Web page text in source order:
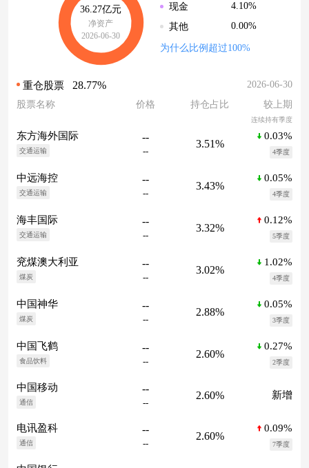
36.27亿元
净资产
2026-06-30
现金
4.10%
其他
0.00%
为什么比例超过100%
重仓股票 28.77%
2026-06-30
股票名称
价格 持仓占比 较上期
连续持有季度
东方海外国际
交通运输
--
--
3.51%
0.03%
4季度
中远海控
交通运输
--
--
3.43%
0.05%
4季度
海丰国际
交通运输
--
--
3.32%
0.12%
5季度
兖煤澳大利亚
煤炭
--
--
3.02%
1.02%
4季度
中国神华
煤炭
--
--
2.88%
0.05%
3季度
中国飞鹤
食品饮料
--
--
2.60%
0.27%
2季度
中国移动
通信
--
--
2.60% 新增
电讯盈科
通信
--
--
2.60%
0.09%
7季度